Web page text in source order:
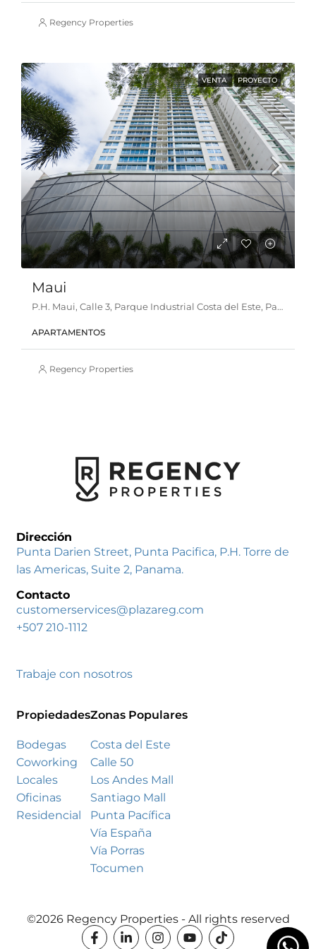
Regency Properties
VENTA PROYECTO
Maui
P.H. Maui, Calle 3, Parque Industrial Costa del Este, Parque Lefevre, Distrito de Panamá, Provincia de Panamá, 0816, Panamá
APARTAMENTOS
Regency Properties
Dirección
Punta Darien Street, Punta Pacifica, P.H. Torre de
las Americas, Suite 2, Panama.
Contacto
customerservices@plazareg.com
+507 210-1112
Trabaje con nosotros
Propiedades
Bodegas
Coworking
Locales
Oficinas
Residencial
Zonas Populares
Costa del Este
Calle 50
Los Andes Mall
Santiago Mall
Punta Pacífica
Vía España
Vía Porras
Tocumen
©2026 Regency Properties - All rights reserved